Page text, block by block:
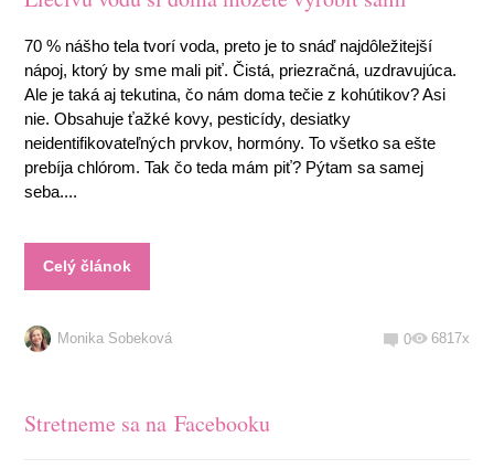
70 % nášho tela tvorí voda, preto je to snáď najdôležitejší
nápoj, ktorý by sme mali piť. Čistá, priezračná, uzdravujúca.
Ale je taká aj tekutina, čo nám doma tečie z kohútikov? Asi
nie. Obsahuje ťažké kovy, pesticídy, desiatky
neidentifikovateľných prvkov, hormóny. To všetko sa ešte
prebíja chlórom. Tak čo teda mám piť? Pýtam sa samej
seba....
Celý článok
Monika Sobeková 0 6817x
Stretneme sa na Facebooku